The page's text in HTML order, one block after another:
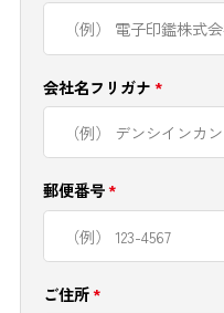
会社名フリガナ*
郵便番号*
ご住所*